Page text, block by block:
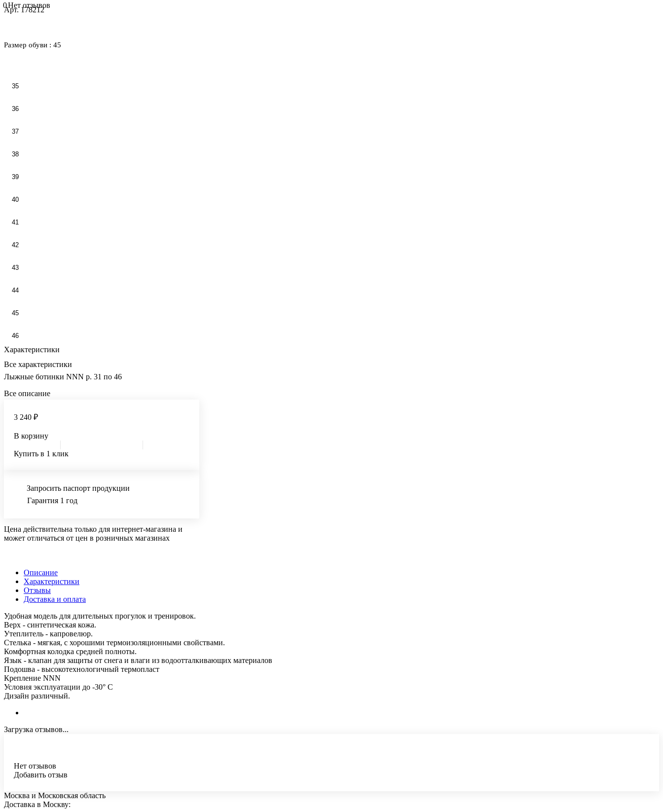
0Нет отзывов
Арт.178212
Размер обуви : 45
35
36
37
38
39
40
41
42
43
44
45
46
Характеристики
Все характеристики
Лыжные ботинки NNN р. 31 по 46
Все описание
3 240 ₽
В корзину
Купить в 1 клик
Запросить паспорт продукции
Гарантия 1 год
Цена действительна только для интернет-магазина и
может отличаться от цен в розничных магазинах
Описание
Характеристики
Отзывы
Доставка и оплата
Удобная модель для длительных прогулок и тренировок.
Верх - синтетическая кожа.
Утеплитель - капровелюр.
Стелька - мягкая, с хорошими термоизоляционными свойствами.
Комфортная колодка средней полноты.
Язык - клапан для защиты от снега и влаги из водоотталкивающих материалов
Подошва - высокотехнологичный термопласт
Крепление NNN
Условия эксплуатации до -30° С
Дизайн различный.
Загрузка отзывов...
Нет отзывов
Добавить отзыв
Москва и Московская область
Доставка в Москву: